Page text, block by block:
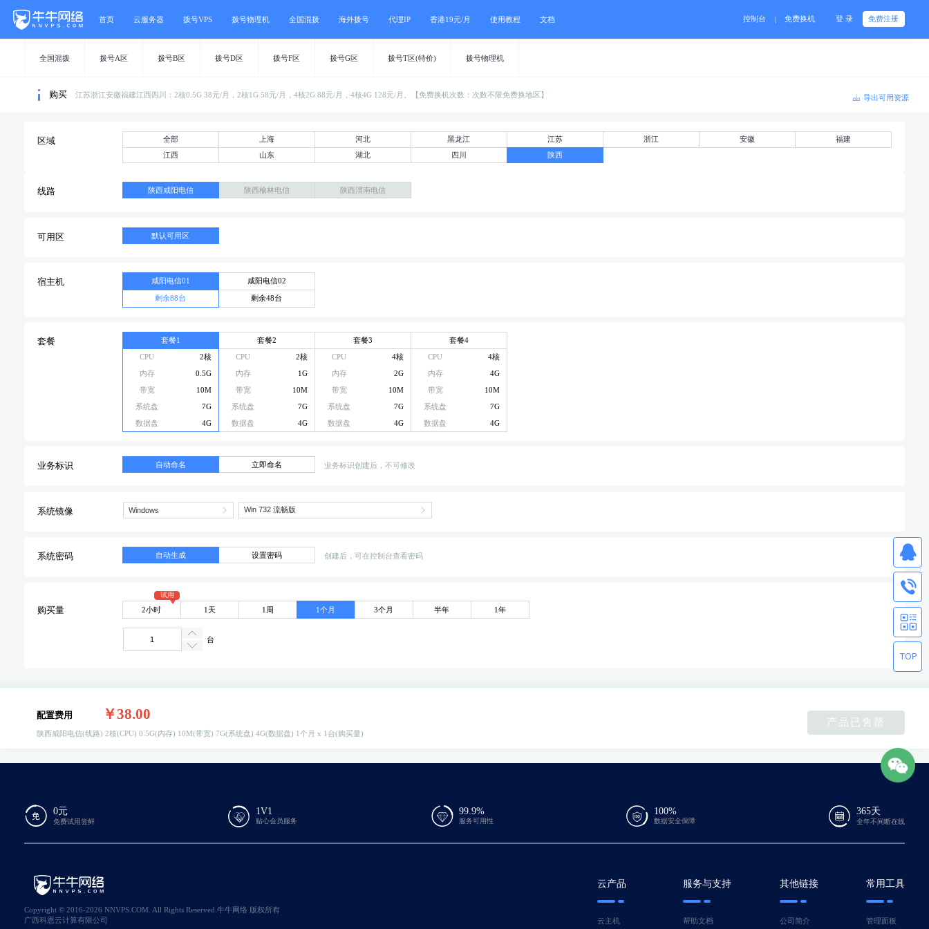
首页 云服务器 拨号VPS 拨号物理机 全国混拨 海外拨号 代理IP 香港19元/月 使用教程 文档 控制台 | 免费换机 登 录 免费注册
全国混拨 拨号A区 拨号B区 拨号D区 拨号F区 拨号G区 拨号T区(特价) 拨号物理机
购买 江苏浙江安徽福建江西四川：2核0.5G 38元/月，2核1G 58元/月，4核2G 88元/月，4核4G 128元/月。【免费换机次数：次数不限免费换地区】 导出可用资源
区域 全部 上海 河北 黑龙江 江苏 浙江 安徽
福建
江西
山东 湖北 四川 陕西
线路 陕西咸阳电信 陕西榆林电信 陕西渭南电信
可用区 默认可用区
宿主机 咸阳电信01
剩余88台
咸阳电信02
剩余48台
套餐 套餐1
CPU
2核
内存
0.5G
带宽
10M
系统盘
7G
数据盘
4G
套餐2
CPU
2核
内存
1G
带宽
10M
系统盘
7G
数据盘
4G
套餐3
CPU
4核
内存
2G
带宽
10M
系统盘
7G
数据盘
4G
套餐4
CPU
4核
内存
4G
带宽
10M
系统盘
7G
数据盘
4G
业务标识 自动命名 立即命名 业务标识创建后，不可修改
系统镜像
系统密码 自动生成 设置密码 创建后，可在控制台查看密码
购买量 2小时
试用
1天 1周 1个月 3个月 半年 1年
台
配置费用 ￥38.00
陕西咸阳电信(线路) 2核(CPU) 0.5G(内存) 10M(带宽) 7G(系统盘) 4G(数据盘) 1个月 x 1台(购买量)
产品已售罄
0元
免费试用尝鲜
1V1
贴心会员服务
99.9%
服务可用性
100%
数据安全保障
365天
全年不间断在线
Copyright © 2016-2026 NNVPS.COM. All Rights Reserved.牛牛网络 版权所有
广西科恩云计算有限公司
云产品
云主机
服务与支持
帮助文档
其他链接
公司简介
常用工具
管理面板